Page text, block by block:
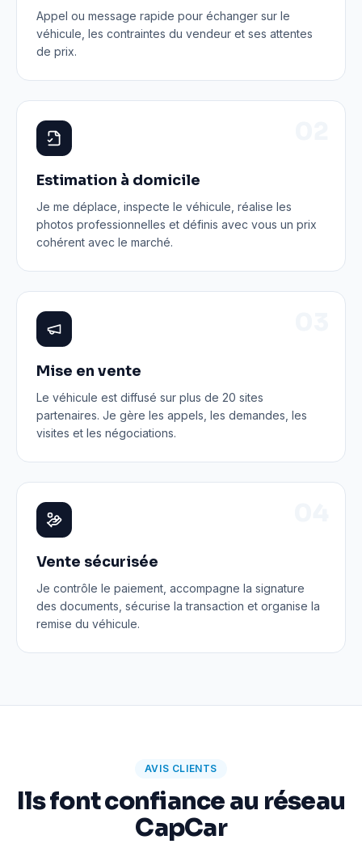
Appel ou message rapide pour échanger sur le
véhicule, les contraintes du vendeur et ses attentes
de prix.
Estimation à domicile
Je me déplace, inspecte le véhicule, réalise les
photos professionnelles et définis avec vous un prix
cohérent avec le marché.
Mise en vente
Le véhicule est diffusé sur plus de 20 sites
partenaires. Je gère les appels, les demandes, les
visites et les négociations.
Vente sécurisée
Je contrôle le paiement, accompagne la signature
des documents, sécurise la transaction et organise la
remise du véhicule.
AVIS CLIENTS
Ils font confiance au réseau
CapCar